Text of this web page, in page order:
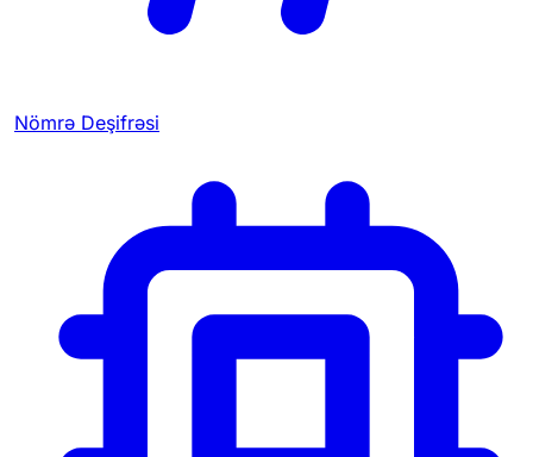
Nömrə Deşifrəsi